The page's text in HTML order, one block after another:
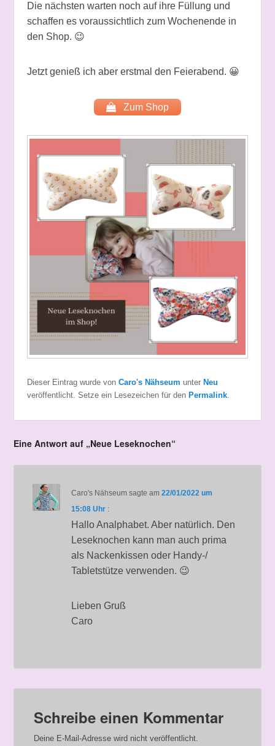
Die nächsten warten noch auf ihre Füllung und
schaffen es voraussichtlich zum Wochenende in
den Shop. 😉
Jetzt genieß ich aber erstmal den Feierabend. 😀
Zum Shop
Dieser Eintrag wurde von Caro's Nähseum unter Neu
veröffentlicht. Setze ein Lesezeichen für den Permalink.
Eine Antwort auf „Neue Leseknochen“
Caro's Nähseum sagte am22/01/2022 um
15:08 Uhr :
Hallo Analphabet. Aber natürlich. Den
Leseknochen kann man auch prima
als Nackenkissen oder Handy-/
Tabletstütze verwenden. 😉
Lieben Gruß
Caro
Schreibe einen Kommentar
Deine E-Mail-Adresse wird nicht veröffentlicht.